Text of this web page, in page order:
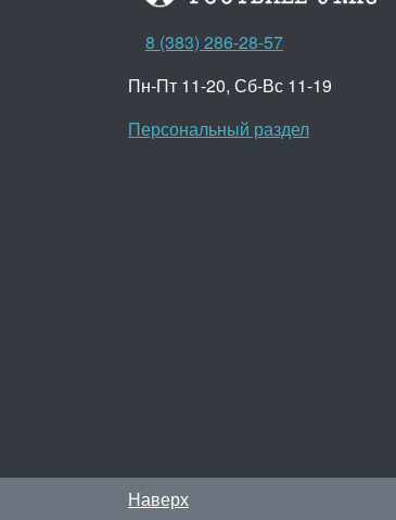
8 (383) 286-28-57
Пн-Пт 11-20, Сб-Вс 11-19
Персональный раздел
Наверх